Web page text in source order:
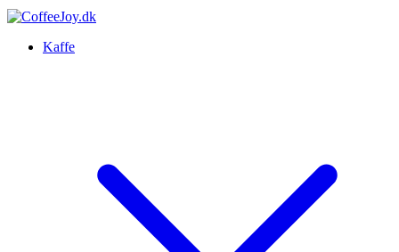
Kaffe